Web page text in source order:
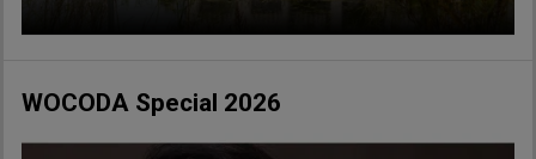
WOCODA Special 2026